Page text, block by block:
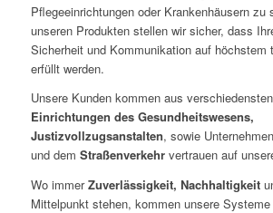
Pflegeeinrichtungen oder Krankenhäusern zu
unseren Produkten stellen wir sicher, dass
Sicherheit und Kommunikation auf höchstem
erfüllt werden.
Unsere Kunden kommen aus
Einrichtungen des Gesundheitswesens,
Justizvollzugsanstalten, sowie
und dem Straßenverkehrvertrauen auf
Wo immerZuverlässigkeit, Nachhaltigkeit
Mittelpunkt stehen, kommen unsere